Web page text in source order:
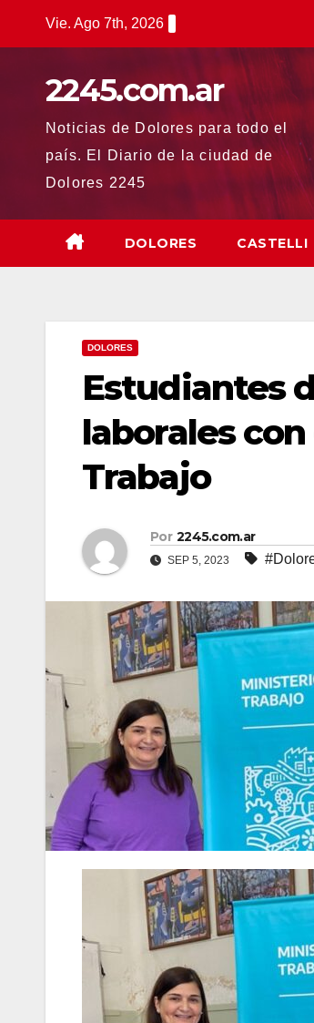
Vie. Ago 7th, 2026
2245.com.ar
Noticias de Dolores para todo el
país. El Diario de la ciudad de
Dolores 2245
DOLORES CASTELLI
DOLORES
Estudiantes
laborales
Trabajo
Por 2245.com.ar
SEP 5, 2023